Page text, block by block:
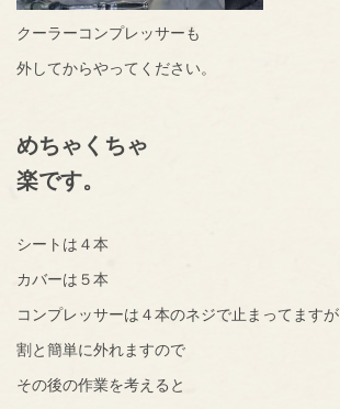
クーラーコンプレッサーも
外してからやってください。
めちゃくちゃ
楽です。
シートは４本
カバーは５本
コンプレッサーは４本のネジで止まってますが
割と簡単に外れますので
その後の作業を考えると